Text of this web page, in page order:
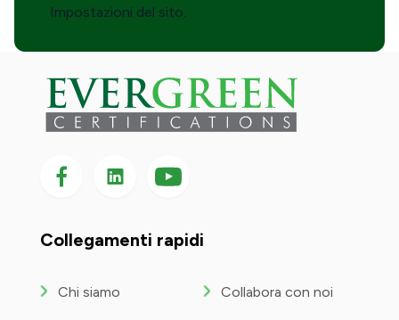
Impostazioni del sito.
Seguici su Facebook
Seguici su LinkedIn
Seguici
su
Collegamenti rapidi
Chi siamo Collabora con noi